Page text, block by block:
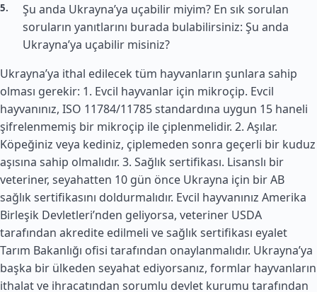
Şu anda Ukrayna’ya uçabilir miyim? En sık sorulan
soruların yanıtlarını burada bulabilirsiniz: Şu anda
Ukrayna’ya uçabilir misiniz?
Ukrayna’ya ithal edilecek tüm hayvanların şunlara sahip
olması gerekir: 1. Evcil hayvanlar için mikroçip. Evcil
hayvanınız, ISO 11784/11785 standardına uygun 15 haneli
şifrelenmemiş bir mikroçip ile çiplenmelidir. 2. Aşılar.
Köpeğiniz veya kediniz, çiplemeden sonra geçerli bir kuduz
aşısına sahip olmalıdır. 3. Sağlık sertifikası. Lisanslı bir
veteriner, seyahatten 10 gün önce Ukrayna için bir AB
sağlık sertifikasını doldurmalıdır. Evcil hayvanınız Amerika
Birleşik Devletleri’nden geliyorsa, veteriner USDA
tarafından akredite edilmeli ve sağlık sertifikası eyalet
Tarım Bakanlığı ofisi tarafından onaylanmalıdır. Ukrayna’ya
başka bir ülkeden seyahat ediyorsanız, formlar hayvanların
ithalat ve ihracatından sorumlu devlet kurumu tarafından